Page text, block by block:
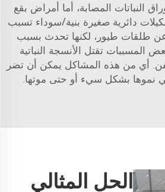
النباتات المصابة، أما أمراض بقع
دائرية صغيرة بنية/سوداء تسبب
عن طلقات طيور، لكنها تحدث بسبب
المسببات تقتل الأنسجة النباتية
أي من هذه المشاكل يمكن أن تضر
نموها بشكل سيء أو حتى موتها.
الحل المثالي